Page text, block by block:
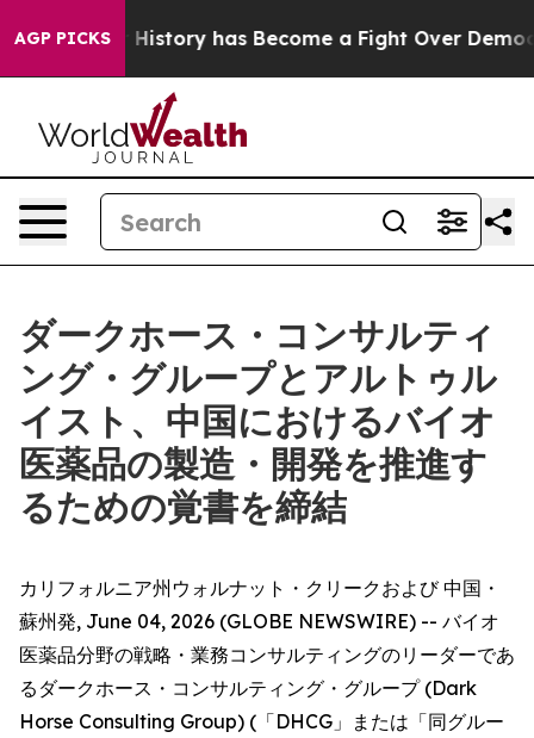
AGP PICKS
Over History has Become a Fight Over
ダークホース・コンサルティ
ング・グループとアルトゥル
イスト、中国におけるバイオ
医薬品の製造・開発を推進す
るための覚書を締結
カリフォルニア州ウォルナット・クリークおよび 中国・
蘇州発, June 04, 2026 (GLOBE NEWSWIRE) -- バイオ
医薬品分野の戦略・業務コンサルティングのリーダーであ
るダークホース・コンサルティング・グループ (Dark
Horse Consulting Group) (「DHCG」または「同グルー